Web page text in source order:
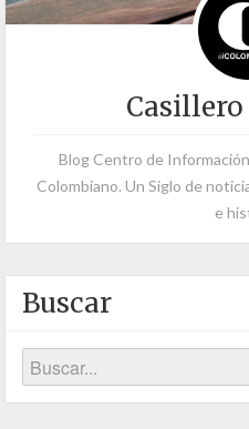
Casillero
Blog Centro de
Colombiano. Un Siglo de
e
Buscar